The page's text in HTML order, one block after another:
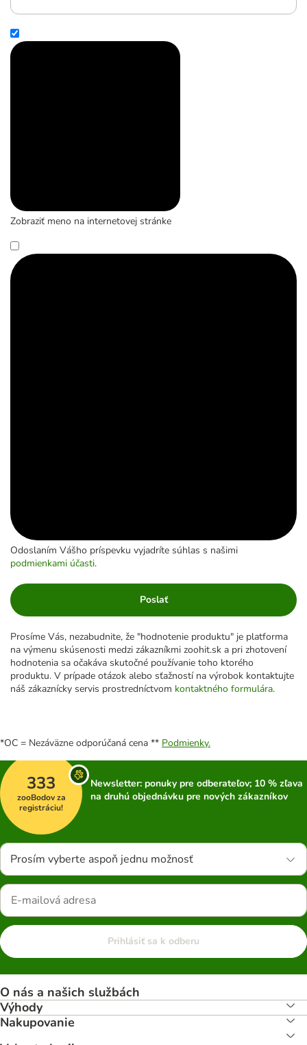
Zobraziť meno na internetovej stránke
Odoslaním Vášho príspevku vyjadríte súhlas s našimi
podmienkami účasti.
Poslať
Prosíme Vás, nezabudnite, že "hodnotenie produktu" je platforma
na výmenu skúsenosti medzi zákazníkmi zoohit.sk a pri zhotovení
hodnotenia sa očakáva skutočné používanie toho ktorého
produktu. V prípade otázok alebo sťažností na výrobok kontaktujte
náš zákaznícky servis prostredníctvom kontaktného formulára.
*OC = Nezáväzne odporúčaná cena ** Podmienky.
333
zooBodov za
registráciu!
Newsletter: ponuky pre odberateľov; 10 % zľava
na druhú objednávku pre nových zákazníkov
Prosím vyberte aspoň jednu možnosť
Prihlásiť sa k odberu
O nás a našich službách
Výhody
Nakupovanie